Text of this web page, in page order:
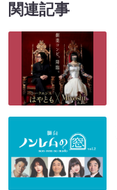
関連記事